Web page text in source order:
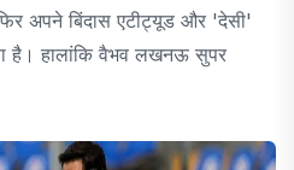
अपने बिंदास एटीट्यूड और 'देसी'
है। हालांकि वैभव लखनऊ सुपर